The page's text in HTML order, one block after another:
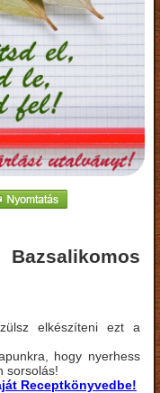
elkészíteni ezt a
hogy nyerhess
sorsolás!
Receptkönyvedbe!